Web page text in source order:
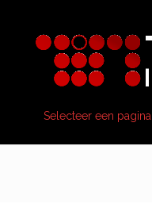
Selecteer een pagina